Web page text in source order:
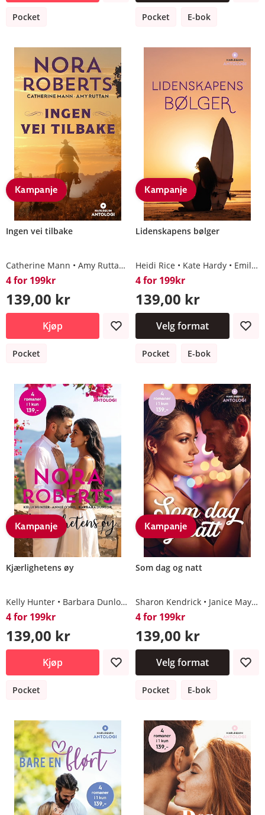
Pocket Pocket E-bok
Kampanje
Ingen vei tilbake
Catherine Mann Amy Ruttan Nora Roberts
4 for 199kr
139,00 kr
Kjøp
Pocket
Kampanje
Lidenskapens bølger
Heidi Rice Kate Hardy Emily Forbes
4 for 199kr
139,00 kr
Velg format
Pocket E-bok
Kampanje
Kjærlighetens øy
Kelly Hunter Barbara Dunlop Annie O'Neil Nora Roberts
4 for 199kr
139,00 kr
Kjøp
Pocket
Kampanje
Som dag og natt
Sharon Kendrick Janice Maynard
4 for 199kr
139,00 kr
Velg format
Pocket E-bok